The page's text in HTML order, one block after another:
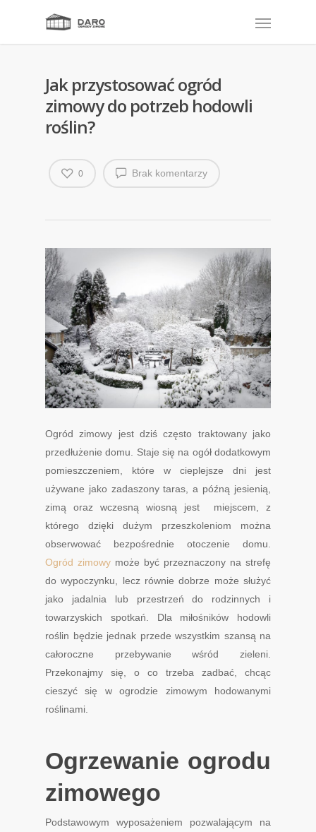
Jak przystosować ogród
zimowy do potrzeb hodowli
roślin?
Brak komentarzy
0
Ogród zimowy jest dziś często traktowany jako
przedłużenie domu. Staje się na ogół dodatkowym
pomieszczeniem, które w cieplejsze dni jest
używane jako zadaszony taras, a późną jesienią,
zimą oraz wczesną wiosną jest miejscem, z
którego dzięki dużym przeszkoleniom można
obserwować bezpośrednie otoczenie domu.
Ogród zimowy może być przeznaczony na strefę
do wypoczynku, lecz równie dobrze może służyć
jako jadalnia lub przestrzeń do rodzinnych i
towarzyskich spotkań. Dla miłośników hodowli
roślin będzie jednak przede wszystkim szansą na
całoroczne przebywanie wśród zieleni.
Przekonajmy się, o co trzeba zadbać, chcąc
cieszyć się w ogrodzie zimowym hodowanymi
roślinami.
Ogrzewanie ogrodu
zimowego
Podstawowym wyposażeniem pozwalającym na